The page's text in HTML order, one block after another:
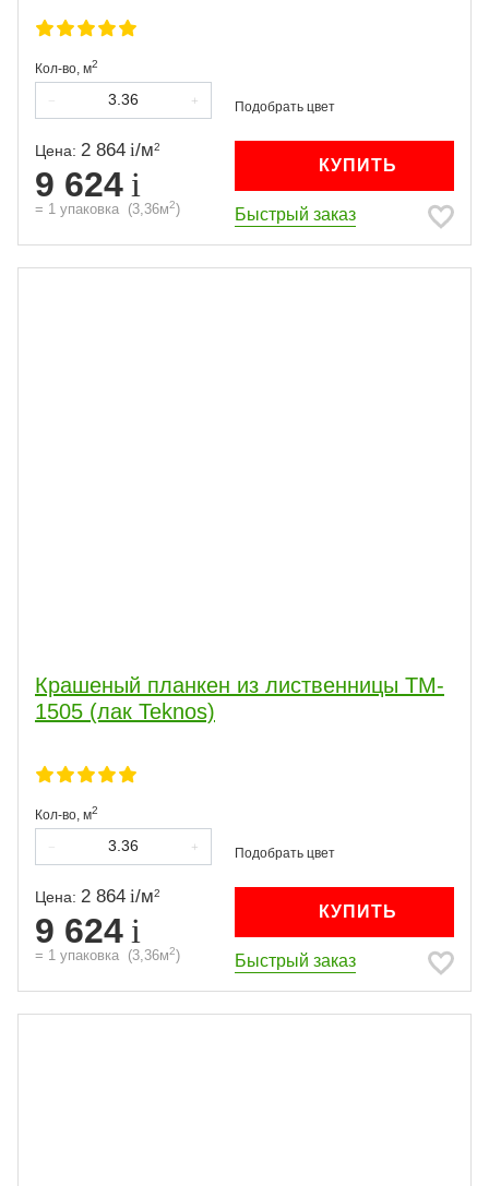
Кол-во, м2
Цена: 2 864 /м2
9 624
= 1 упаковка (3,36м2)
КУПИТЬ
Быстрый заказ
Крашеный планкен из лиственницы TM-
1505 (лак Teknos)
Кол-во, м2
Цена: 2 864 /м2
9 624
= 1 упаковка (3,36м2)
КУПИТЬ
Быстрый заказ